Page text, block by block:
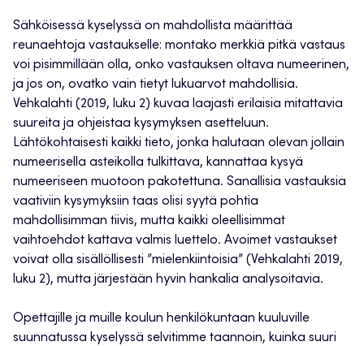
Sähköisessä kyselyssä on mahdollista määrittää
reunaehtoja vastaukselle: montako merkkiä pitkä vastaus
voi pisimmillään olla, onko vastauksen oltava numeerinen,
ja jos on, ovatko vain tietyt lukuarvot mahdollisia.
Vehkalahti (2019, luku 2) kuvaa laajasti erilaisia mitattavia
suureita ja ohjeistaa kysymyksen asetteluun.
Lähtökohtaisesti kaikki tieto, jonka halutaan olevan jollain
numeerisella asteikolla tulkittava, kannattaa kysyä
numeeriseen muotoon pakotettuna. Sanallisia vastauksia
vaativiin kysymyksiin taas olisi syytä pohtia
mahdollisimman tiivis, mutta kaikki oleellisimmat
vaihtoehdot kattava valmis luettelo. Avoimet vastaukset
voivat olla sisällöllisesti ”mielenkiintoisia” (Vehkalahti 2019,
luku 2), mutta järjestään hyvin hankalia analysoitavia.
Opettajille ja muille koulun henkilökuntaan kuuluville
suunnatussa kyselyssä selvitimme taannoin, kuinka suuri